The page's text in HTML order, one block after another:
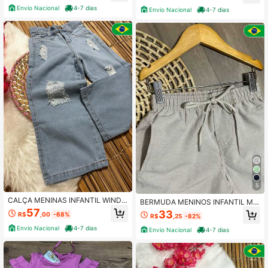
UNTO INFANTIL / ROUPA INFANTIL
/ MENINA
Envio Nacional 4-7 dias
CALÇA MENINAS INFANTIL WIND
LAG JEANS DEFIADA MENINAS
R$57 ,00 -68%
Envio Nacional
4-7 dias
o
Envio Nacional 4-7 dias
5
BERMUDA MENINOS INFANTIL MO
DA MAURICINHO LANÇAMENTO
R$33 ,25 -82%
Envio Nacional
4-7 dias